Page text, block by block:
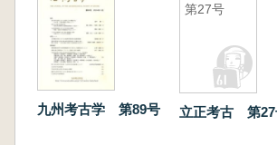
九州考古学 第89号
第27号
立正考古 第27